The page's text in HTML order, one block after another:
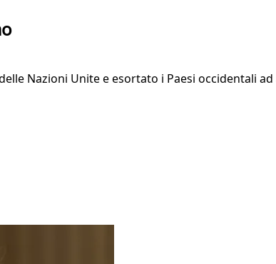
Nazioni Unite e esortato i Paesi occidentali